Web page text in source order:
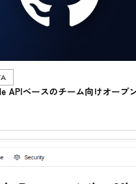
APIベースのチーム向けオープ